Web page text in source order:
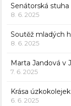
Senátorská
8. 6. 2025
Soutěž mladých
8. 6. 2025
Marta Jandová v
7. 6. 2025
Krása úzkokolejek
6. 6. 2025